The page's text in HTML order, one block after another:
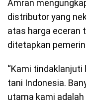
Amran
distributor yang
atas harga eceran
ditetapkan
“Kami
tani Indonesia.
utama kami adalah